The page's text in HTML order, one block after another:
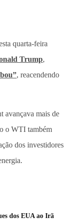
quarta-feira
Trump,
, reacendendo
avançava mais de
o WTI também
dos investidores
dos EUA ao Irã